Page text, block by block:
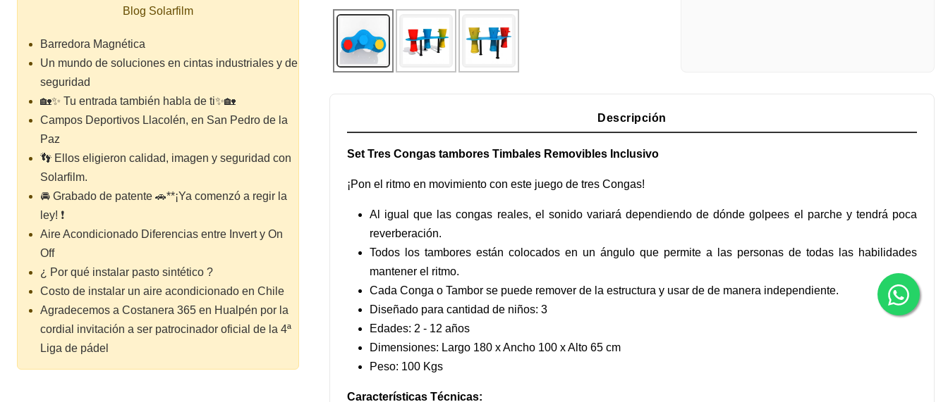
Blog Solarfilm
Barredora Magnética
Un mundo de soluciones en cintas industriales y de
seguridad
🏡✨ Tu entrada también habla de ti✨🏡
Campos Deportivos Llacolén, en San Pedro de la
Paz
👣 Ellos eligieron calidad, imagen y seguridad con
Solarfilm.
🚘 Grabado de patente 🚗**¡Ya comenzó a regir la
ley! ❗
Aire Acondicionado Diferencias entre Invert y On
Off
¿ Por qué instalar pasto sintético ?
Costo de instalar un aire acondicionado en Chile
Agradecemos a Costanera 365 en Hualpén por la
cordial invitación a ser patrocinador oficial de la 4ª
Liga de pádel
Descripción
Set Tres Congas tambores Timbales Removibles Inclusivo
¡Pon el ritmo en movimiento con este juego de tres Congas!
Al igual que las congas reales, el sonido variará dependiendo de dónde golpees el parche y tendrá poca
reverberación.
Todos los tambores están colocados en un ángulo que permite a las personas de todas las habilidades
mantener el ritmo.
Cada Conga o Tambor se puede remover de la estructura y usar de de manera independiente.
Diseñado para cantidad de niños: 3
Edades: 2 - 12 años
Dimensiones: Largo 180 x Ancho 100 x Alto 65 cm
Peso: 100 Kgs
Características Técnicas: